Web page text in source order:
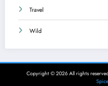
Travel
Wild
Copyright © 2026 All rights